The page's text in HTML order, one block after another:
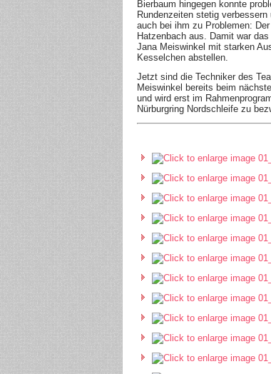
Bierbaum hingegen konnte
Rundenzeiten stetig
auch bei ihm zu Problemen:
Hatzenbach aus. Damit war
Jana Meiswinkel mit starken
Kesselchen abstellen.
Jetzt sind die Techniker des
Meiswinkel bereits beim
und wird erst im
Nürburgring Nordschleife zu